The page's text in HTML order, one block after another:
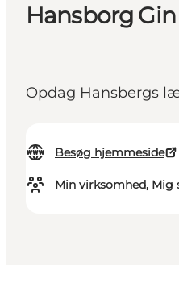
Hansborg
Opdag Hansbergs
Besøg hjemmeside
Min virksomhed, Mig